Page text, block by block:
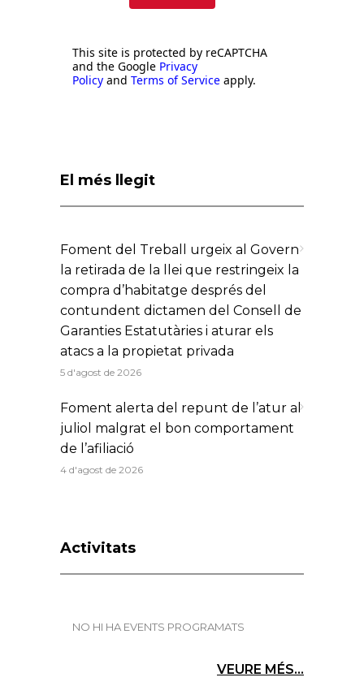
This site is protected by reCAPTCHA
and the Google Privacy
Policy and Terms of Service apply.
El més llegit
Foment del Treball urgeix al Govern
la retirada de la llei que restringeix la
compra d’habitatge després del
contundent dictamen del Consell de
Garanties Estatutàries i aturar els
atacs a la propietat privada
5 d'agost de 2026
Foment alerta del repunt de l’atur al
juliol malgrat el bon comportament
de l’afiliació
4 d'agost de 2026
Activitats
NO HI HA EVENTS PROGRAMATS
VEURE MÉS...